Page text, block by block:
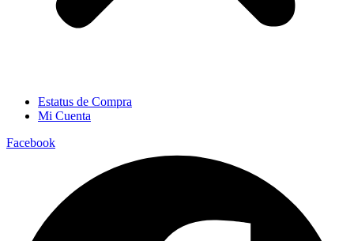
Estatus de Compra
Mi Cuenta
Facebook